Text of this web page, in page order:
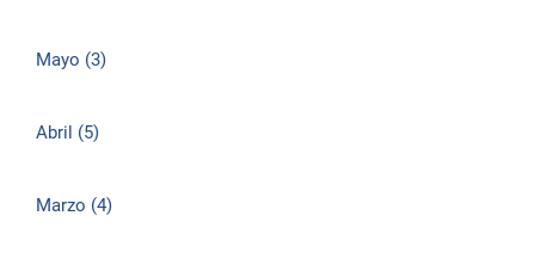
Mayo (3)
Abril (5)
Marzo (4)